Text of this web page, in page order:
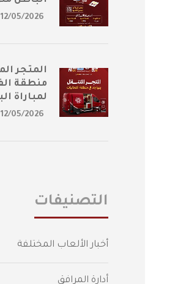
12/05/2026
المتجر
منطقة
لمباراة
12/05/2026
التصنيفات
أخبار الألعاب المختلفة
أدارة المرافق